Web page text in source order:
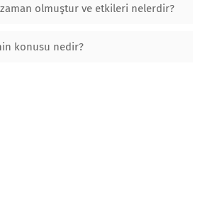
zaman olmuştur ve etkileri nelerdir?
konusu nedir?